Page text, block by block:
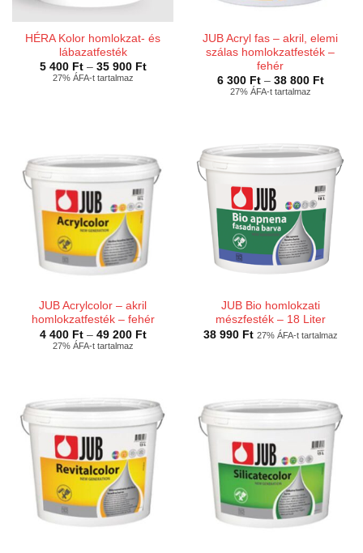
HÉRA Kolor homlokzat- és
lábazatfesték
5 400 Ft – 35 900 FtÁrtartomány:
27% ÁFA-t tartalmaz
JUB Acryl fas – akril, elemi
szálas homlokzatfesték –
fehér
6 300 Ft – 38 800 Ft
27% ÁFA-t tartalmaz
JUB Acrylcolor – akril
homlokzatfesték – fehér
4 400 Ft – 49 200 FtÁrtartomány:
27% ÁFA-t tartalmaz
JUB Bio homlokzati
mészfesték – 18 Liter
38 990 Ft 27% ÁFA-t tartalmaz